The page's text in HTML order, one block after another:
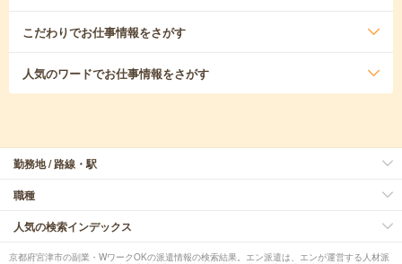
こだわりでお仕事情報をさがす
人気のワードでお仕事情報をさがす
勤務地 / 路線・駅
職種
人気の検索インデックス
京都府宮津市の副業・WワークOKの派遣情報の検索結果。エン派遣は、エンが運営する人材派